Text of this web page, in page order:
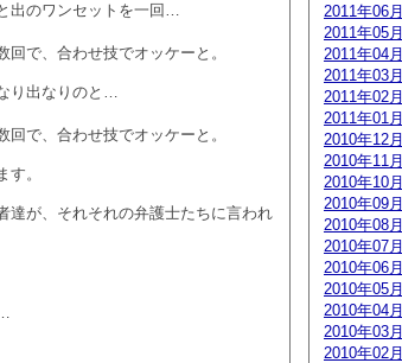
出のワンセットを一回…
で、合わせ技でオッケーと。
り出なりのと…
で、合わせ技でオッケーと。
。
達が、それそれの弁護士たちに言われ
2011年06月
2011年05月
2011年04月
2011年03月
2011年02月
2011年01月
2010年12月
2010年11月
2010年10月
2010年09月
2010年08月
2010年07月
2010年06月
2010年05月
2010年04月
2010年03月
2010年02月